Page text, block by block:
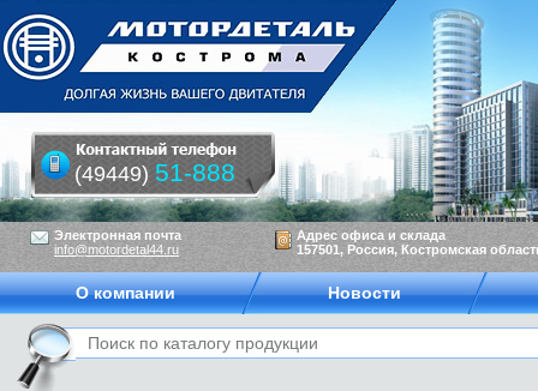
Электронная почта
info@motordetal44.ru
Адрес офиса и склада
157501, Россия, Костромская
(49449) 51-888
О компании Новости